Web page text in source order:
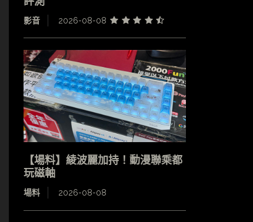
影音 2026-08-08
【場料】綾波麗加持！動漫聯乘都
玩磁軸
場料 2026-08-08